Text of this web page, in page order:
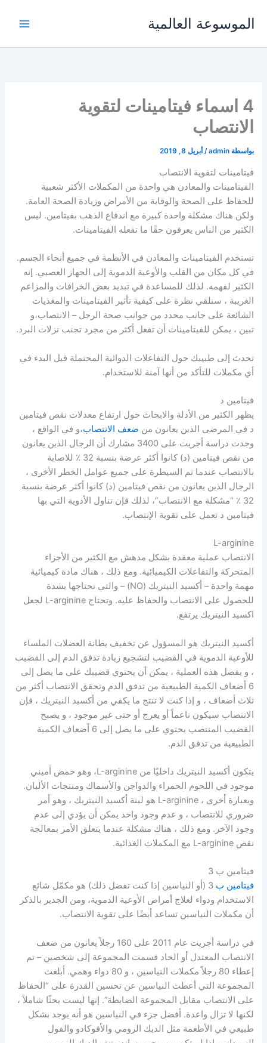
الموسوعة العالمية
4 اسماء فيتامينات لتقوية
الانتصاب
بواسطة admin
/ أبريل 8, 2019
فيتامينات لتقوية الانتصاب
الفيتامينات والمعادن هي واحدة من المكملات الأكثر شعبية
للحفاظ على الصحة والوقاية من الأمراض وزيادة الصحة العامة.
ولكن هناك مشكلة واحدة كبيرة مع اندفاع الذهب بفيتامين. ليس
الكثير من الناس يعرفون حقًا ما تفعله الفيتامينات.
تستخدم الفيتامينات والمعادن في الأنظمة في جميع أنحاء الجسم.
في كل مكان من القلب والأوعية الدموية إلى الجهاز العصبي. إنه
الكثير لفهمه. لذلك للمساعدة في تبديد بعض الخرافات والمزاعم
الغريبة ، سنلقي نظرة على كيفية تأثير الفيتامينات والمغذيات
الشائعة على جانب محدد من جوانب صحة الرجل – الانتصاب،و
تبين ، يمكن للفيتامينات أن تفعل أكثر من مجرد تجنب نزلات البرد.
تحدث إلى طبيبك حول التفاعلات الدوائية المحتملة قبل البدء في
أي مكملات للتأكد من أنها آمنة للاستخدام.
فيتامين د
يظهر الكثير من الأدلة والابحاث حول ارتفاع معدلات نقص فيتامين
د في المرضى الذين يعانون من ضعف الانتصاب،و في الواقع ،
وجدت دراسة أجريت على 3400 مشارك أن الرجال الذين يعانون
من نقص فيتامين (د) كانوا أكثر عرضة بنسبة 32 ٪ للاصابة
بالانتصاب عندما تم السيطرة على جميع عوامل الخطر الأخرى ،
الرجال الذين يعانون من نقص فيتامين (د) كانوا أكثر عرضة بنسبة
32 ٪ “مشكلة مع الانتصاب”، لذلك فإن تناول الأدوية التي بها
فيتامين د تعمل على تقوية الإنتصاب.
L-arginine
الانتصاب عملية معقدة بشكل مدهش مع الكثير من الأجزاء
المتحركة والتفاعلات الكيميائية. ومع ذلك ، هناك مادة كيميائية
مهمة واحدة – أكسيد النيتريك (NO) – والتي تحتاجها بشدة
للحصول على الانتصاب والحفاظ عليه. وتحتاج L-arginine لجعل
اكسيد النيتريك يرتفع.
أكسيد النيتريك هو المسؤول عن تخفيف بطانة العضلات الملساء
للأوعية الدموية في القضيب لتشجيع زيادة تدفق الدم إلى القضيب
، و بفضل هذه العملية ، يمكن أن يحتوي قضيبك على ما يصل إلى
6 أضعاف الكمية الطبيعية من تدفق الدم وتحقق الانتصاب أكثر من
ثلاث أضعاف ، و إذا كنت لا تنتج ما يكفي من أكسيد النيتريك ، فإن
الانتصاب سيكون ناعماً أو يعرج أو حتى غير موجود ، و يصبح
القضيب المنتصب يحتوي على ما يصل إلى 6 أضعاف الكمية
الطبيعية من تدفق الدم.
يتكون أكسيد النيتريك داخليًا من L-arginine، وهو حمض أميني
موجود في اللحوم الحمراء والدواجن والأسماك ومنتجات الألبان.
وبعبارة أخرى ، L-arginine هو لبنة أكسيد النيتريك ، وهو أمر
ضروري للانتصاب ، و عدم وجود واحد يمكن أن يؤدي إلى عدم
وجود الآخر. ومع ذلك ، هناك مشكلة عندما يتعلق الأمر بمعالجة
نقص L-arginine مع المكملات الغذائية.
فيتامين ب 3
فيتامين ب
3 (أو النياسين إذا كنت تفضل ذلك) هو مكمّل شائع
الاستخدام ودواء لعلاج أمراض الأوعية الدموية، ومن الجدير بالذكر
أن مكملات النياسين تساعد أيضًا على تقوية الانتصاب.
في دراسة أجريت عام 2011 على 160 رجلاً يعانون من ضعف
الانتصاب المعتدل أو الحاد قسمت المجموعة إلى شخصين – تم
إعطاء 80 رجلاً مكملات النياسين ، و 80 دواء وهمي. أبلغت
المجموعة التي أعطت النياسين عن تحسين القدرة على “الحفاظ
على الانتصاب مقابل المجموعة الضابطة”. إنها ليست بحثًا شاملاً ،
لكنها لا تزال واعدة. أفضل جزء في النياسين هو أنه يوجد بشكل
طبيعي في الأطعمة مثل الديك الرومي والأفوكادو والفول